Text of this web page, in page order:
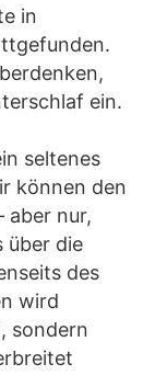
in
ein.
seltenes
können den
aber nur,
über die
des
wird
sondern